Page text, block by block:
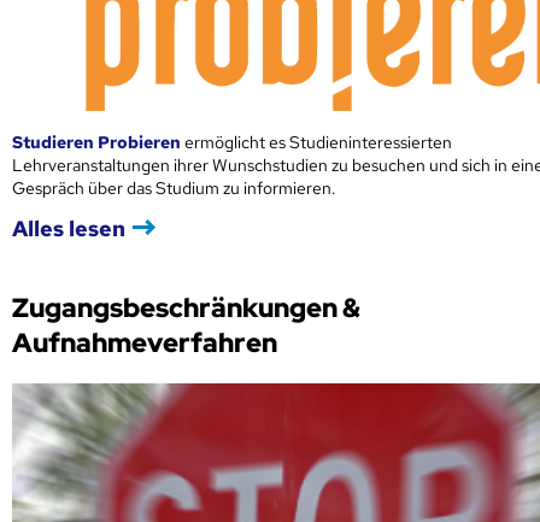
Studieren Probieren ermöglicht es Studieninteressierten
Lehrveranstaltungen ihrer Wunschstudien zu besuchen und sich in
Gespräch über das Studium zu informieren.
Alles lesen
Zugangsbeschränkungen &
Aufnahmeverfahren